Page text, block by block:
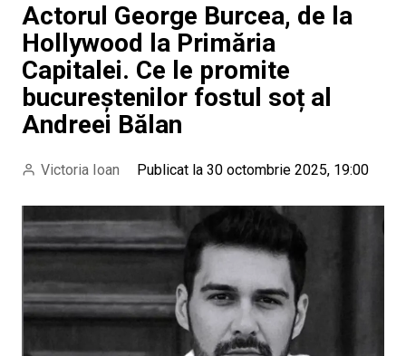
Actorul George Burcea, de la
Hollywood la Primăria
Capitalei. Ce le promite
bucureștenilor fostul soț al
Andreei Bălan
Victoria Ioan Publicat la 30 octombrie 2025, 19:00